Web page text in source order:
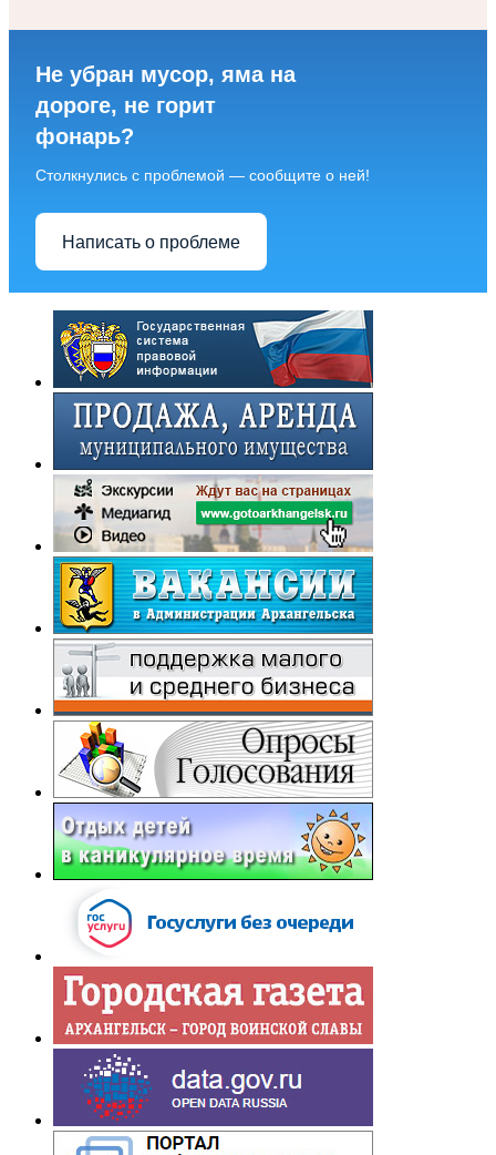
Не убран мусор, яма на
дороге, не горит
фонарь?
Столкнулись с проблемой — сообщите о ней!
Написать о проблеме